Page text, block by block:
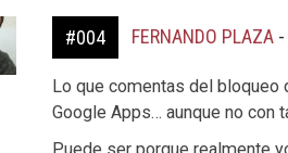
#004 FERNANDO PLAZA-
Lo que comentas del bloqueo
Google Apps… aunque no con